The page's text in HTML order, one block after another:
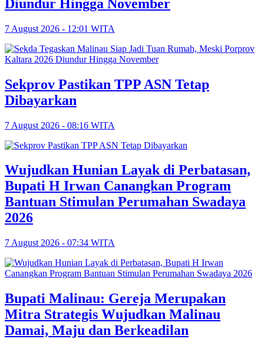
Diundur Hingga November
7 August 2026 - 12:01 WITA
Sekprov Pastikan TPP ASN Tetap
Dibayarkan
7 August 2026 - 08:16 WITA
Wujudkan Hunian Layak di Perbatasan,
Bupati H Irwan Canangkan Program
Bantuan Stimulan Perumahan Swadaya
2026
7 August 2026 - 07:34 WITA
Bupati Malinau: Gereja Merupakan
Mitra Strategis Wujudkan Malinau
Damai, Maju dan Berkeadilan